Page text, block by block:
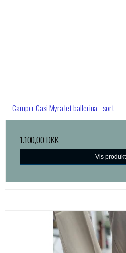
Camper Casi Myra let ballerina - sort
1.100,00 DKK
Vis produkt